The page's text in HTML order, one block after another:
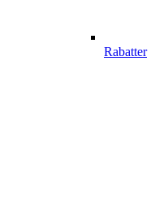
Rabatter